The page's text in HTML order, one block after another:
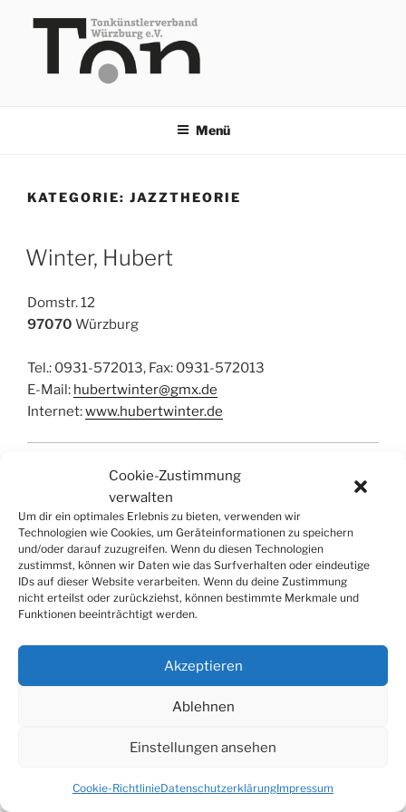
Cookie-Zustimmung
verwalten
Um dir ein optimales Erlebnis zu bieten, verwenden wir
Technologien wie Cookies, um Geräteinformationen zu speichern
und/oder darauf zuzugreifen. Wenn du diesen Technologien
zustimmst, können wir Daten wie das Surfverhalten oder eindeutige
IDs auf dieser Website verarbeiten. Wenn du deine Zustimmung
nicht erteilst oder zurückziehst, können bestimmte Merkmale und
Funktionen beeinträchtigt werden.
Akzeptieren
Ablehnen
Einstellungen ansehen
Cookie-RichtlinieDatenschutzerklärungImpressum
Inhalt
Menü
KATEGORIE: JAZZTHEORIE
Winter, Hubert
Domstr. 12
97070 Würzburg
Tel.: 0931-572013, Fax: 0931-572013
E-Mail: hubertwinter@gmx.de
Internet:www.hubertwinter.de
, Improvisation, Jazztheorie
SUCHE
nach: